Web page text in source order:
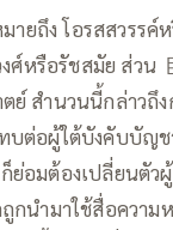
ยถึง โอรสสวรรค์
ศ์หรือรัชสมัย ส่วน
ย์ สำนวนนี้กล่าวถึ
บต่อผู้ใต้บังคับบัญช
ย่อมต้องเปลี่ยนตัว
กนำมาใช้สื่อความ